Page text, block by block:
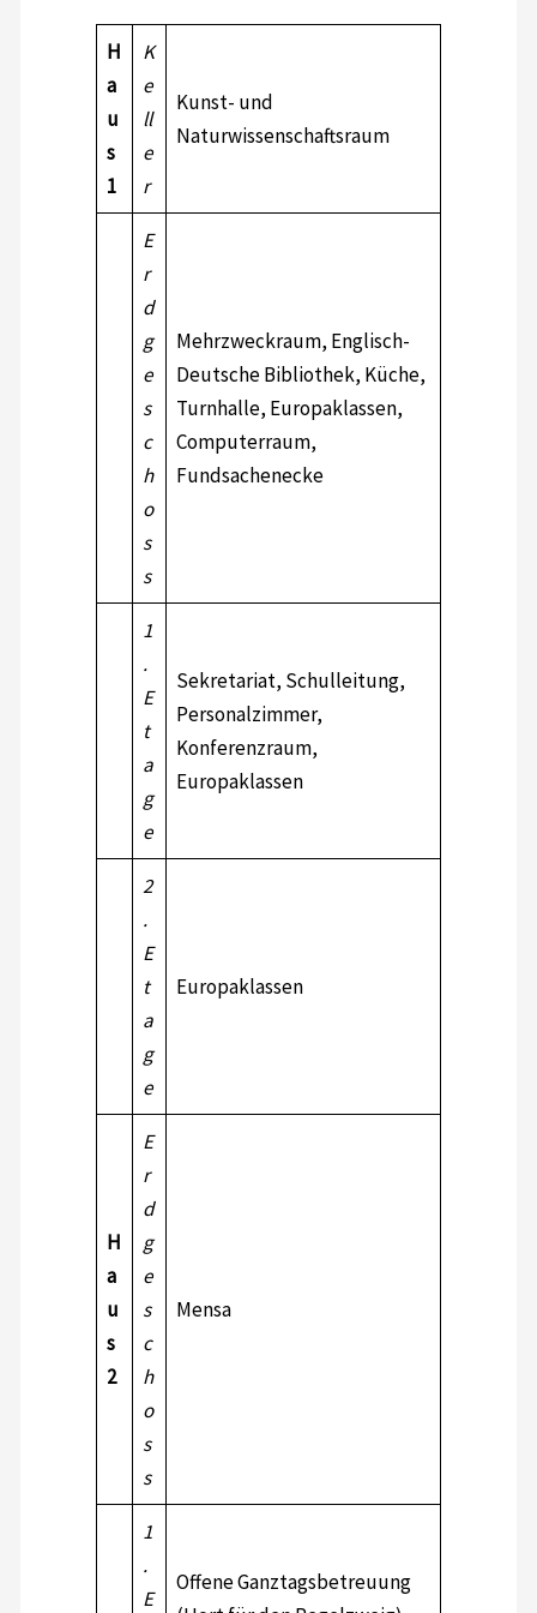
H
a
u
s
1
K
e
ll
e
r
Kunst- und
Naturwissenschaftsraum
E
r
d
g
e
s
c
h
o
s
s
Mehrzweckraum, Englisch-
Deutsche Bibliothek, Küche,
Turnhalle, Europaklassen,
Computerraum,
Fundsachenecke
1
.
E
t
a
g
e
Sekretariat, Schulleitung,
Personalzimmer,
Konferenzraum,
Europaklassen
2
.
E
t
a
g
e
Europaklassen
H
a
u
s
2
E
r
d
g
e
s
c
h
o
s
s
Mensa
1
.
E
Offene Ganztagsbetreuung